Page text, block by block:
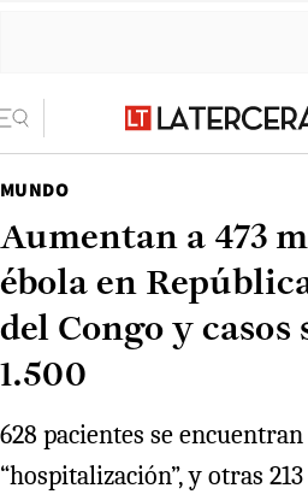
MUNDO
Aumentan a 473
ébola en
del Congo y casos
1.500
628 pacientes se
“hospitalización”, y otras